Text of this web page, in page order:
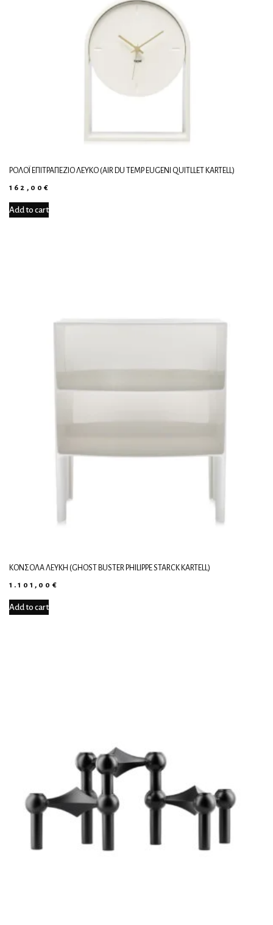
ΡΟΛΌΙ ΕΠΙΤΡΑΠΈΖΙΟ ΛΕΥΚΌ (AIR DU TEMP EUGENI QUITLLET KARTELL)
162,00€
Add to cart
ΚΟΝΣΌΛΑ ΛΕΥΚΉ (GHOST BUSTER PHILIPPE STARCK KARTELL)
1.101,00 €
Add to cart